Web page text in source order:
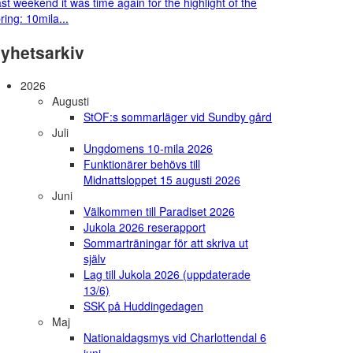
10mila...
2026
Augusti
StOF:s sommarläger vid Sundby gård
Juli
Ungdomens 10-mila 2026
Funktionärer behövs till
Midnattsloppet 15 augusti 2026
Juni
Välkommen till Paradiset 2026
Jukola 2026 reserapport
Sommarträningar för att skriva ut
själv
Lag till Jukola 2026 (uppdaterade
13/6)
SSK på Huddingedagen
Maj
Nationaldagsmys vid Charlottendal 6